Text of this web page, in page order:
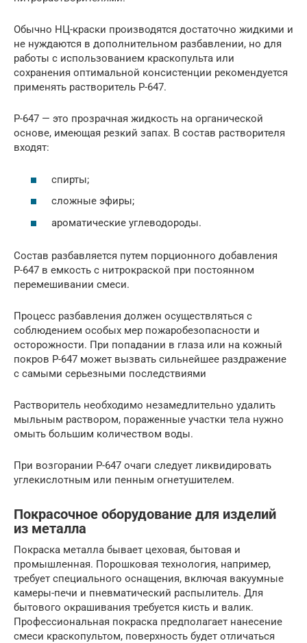
Обычно НЦ-краски производятся достаточно жидкими и
не нуждаются в дополнительном разбавлении, но для
работы с использованием краскопульта или
сохранения оптимальной консистенции рекомендуется
применять растворитель Р-647.
Р-647 — это прозрачная жидкость на органической
основе, имеющая резкий запах. В состав растворителя
входят:
спирты;
сложные эфиры;
ароматические углеводороды.
Состав разбавляется путем порционного добавления
Р-647 в емкость с нитрокраской при постоянном
перемешивании смеси.
Процесс разбавления должен осуществляться с
соблюдением особых мер пожаробезопасности и
осторожности. При попадании в глаза или на кожный
покров Р-647 может вызвать сильнейшее раздражение
с самыми серьезными последствиями
Растворитель необходимо незамедлительно удалить
мыльным раствором, пораженные участки тела нужно
омыть большим количеством воды.
При возгорании Р-647 очаги следует ликвидировать
углекислотным или пенным огнетушителем.
Покрасочное оборудование для изделий
из металла
Покраска металла бывает цеховая, бытовая и
промышленная. Порошковая технология, например,
требует специального оснащения, включая вакуумные
камеры-печи и пневматический распылитель. Для
бытового окрашивания требуется кисть и валик.
Профессиональная покраска предполагает нанесение
смеси краскопультом, поверхность будет отличаться